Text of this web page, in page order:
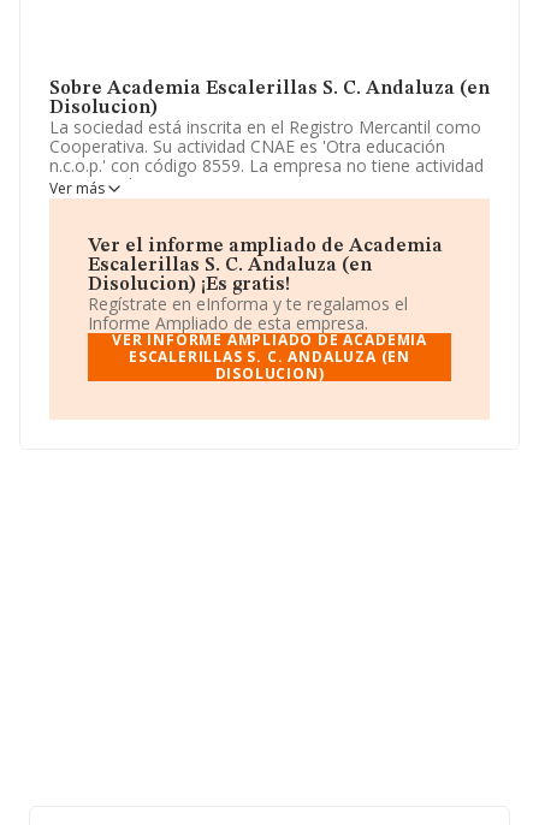
Sobre Academia Escalerillas S. C. Andaluza (en
Disolucion)
La sociedad está inscrita en el Registro Mercantil como
Cooperativa. Su actividad CNAE es 'Otra educación
n.c.o.p.' con código 8559. La empresa no tiene actividad
en mercados exteriores.
Andaluza (en Disolucion), con NIF F14638175, está
situada en Calle Huerto Almarcha núm. 11, (14800), en
el municipio de Priego De Cordoba, en Córdoba,
Andalucía.
Con los datos a disposición de INFORMA sobre 27.784
empresas pertenecientes al sector, en el ámbito
nacional la facturación alcanza la cifra de 4.215 millones
entre todas las compañías asciende a los 151 mil euros.
Ver más
Ver el informe ampliado de Academia
Escalerillas S. C. Andaluza (en
Disolucion) ¡Es gratis!
Regístrate en eInforma y te regalamos el
Informe Ampliado de esta empresa.
VER INFORME AMPLIADO DE ACADEMIA
ESCALERILLAS S. C. ANDALUZA (EN
DISOLUCION)